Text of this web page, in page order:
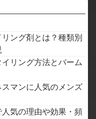
ング剤とは？種類別
リング方法とバーム
マンに人気のメンズ
気の理由や効果・頻